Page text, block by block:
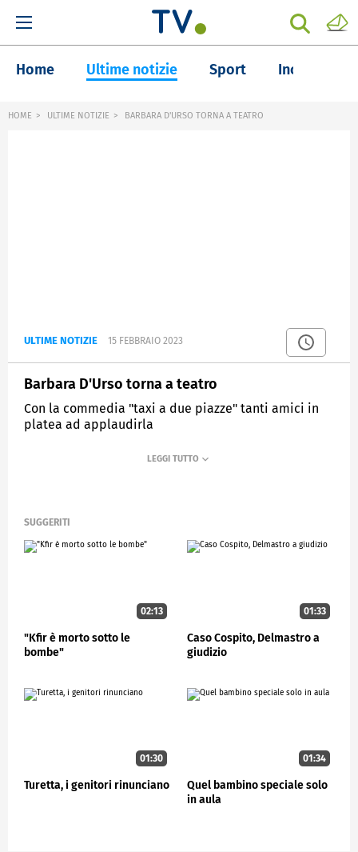
Home Ultime notizie Sport Inchieste
HOME ULTIME NOTIZIE BARBARA D'URSO TORNA A TEATRO
ULTIME NOTIZIE 15 FEBBRAIO 2023
Barbara D'Urso torna a teatro
Con la commedia "taxi a due piazze" tanti amici in
platea ad applaudirla
STUDIOAPERTO
SUGGERITI
02:13
"Kfir è morto sotto le
bombe"
01:33
Caso Cospito, Delmastro a
giudizio
01:30
Turetta, i genitori rinunciano
01:34
Quel bambino speciale solo
in aula